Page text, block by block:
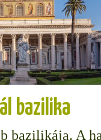
bazilika
bazilikája. A